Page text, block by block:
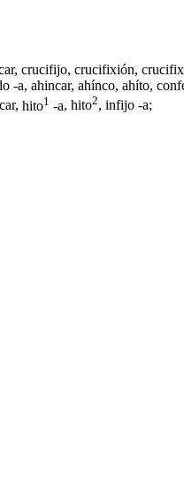
, crucifijo, crucifixión,
-a, ahincar, ahínco, ahíto,
, hito1 -a, hito2, infijo -a;